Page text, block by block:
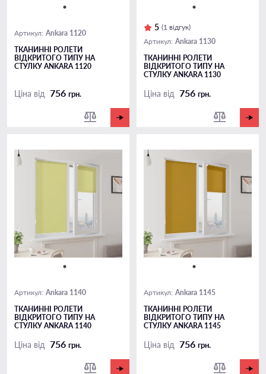
Артикул: Ankara 1120
ТКАНИННІ РОЛЕТИ
ВІДКРИТОГО ТИПУ НА
СТУЛКУ ANKARA 1120
Ціна від 756 грн.
5 (1 відгук)
Артикул: Ankara 1130
ТКАНИННІ РОЛЕТИ
ВІДКРИТОГО ТИПУ НА
СТУЛКУ ANKARA 1130
Ціна від 756 грн.
Артикул: Ankara 1140
ТКАНИННІ РОЛЕТИ
ВІДКРИТОГО ТИПУ НА
СТУЛКУ ANKARA 1140
Ціна від 756 грн.
Артикул: Ankara 1145
ТКАНИННІ РОЛЕТИ
ВІДКРИТОГО ТИПУ НА
СТУЛКУ ANKARA 1145
Ціна від 756 грн.